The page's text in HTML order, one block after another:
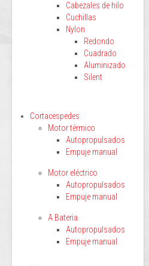
Cabezales de hilo
Cuchillas
Nylon
Redondo
Cuadrado
Aluminizado
Silent
Cortacespedes
Motor térmico
Autopropulsados
Empuje manual
Motor eléctrico
Autopropulsados
Empuje manual
A Bateria
Autopropulsados
Empuje manual